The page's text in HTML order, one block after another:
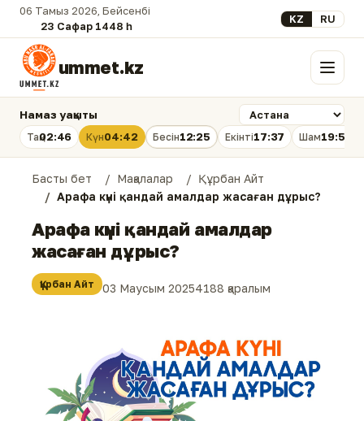
06 Тамыз 2026, Бейсенбі
23 Сафар 1448 һ.
Select your
KZ RU
ummet.kz Мәзір
Намаз уақыты
Таң02:46 Күн04:42 Бесін12:25 Екінті17:37 Шам19:58
Басты бет Мақалалар
Құрбан Айт
Арафа күні қандай амалдар жасаған дұрыс?
Арафа күні қандай амалдар
жасаған дұрыс?
Құрбан Айт 03 Маусым 20254188 қаралым